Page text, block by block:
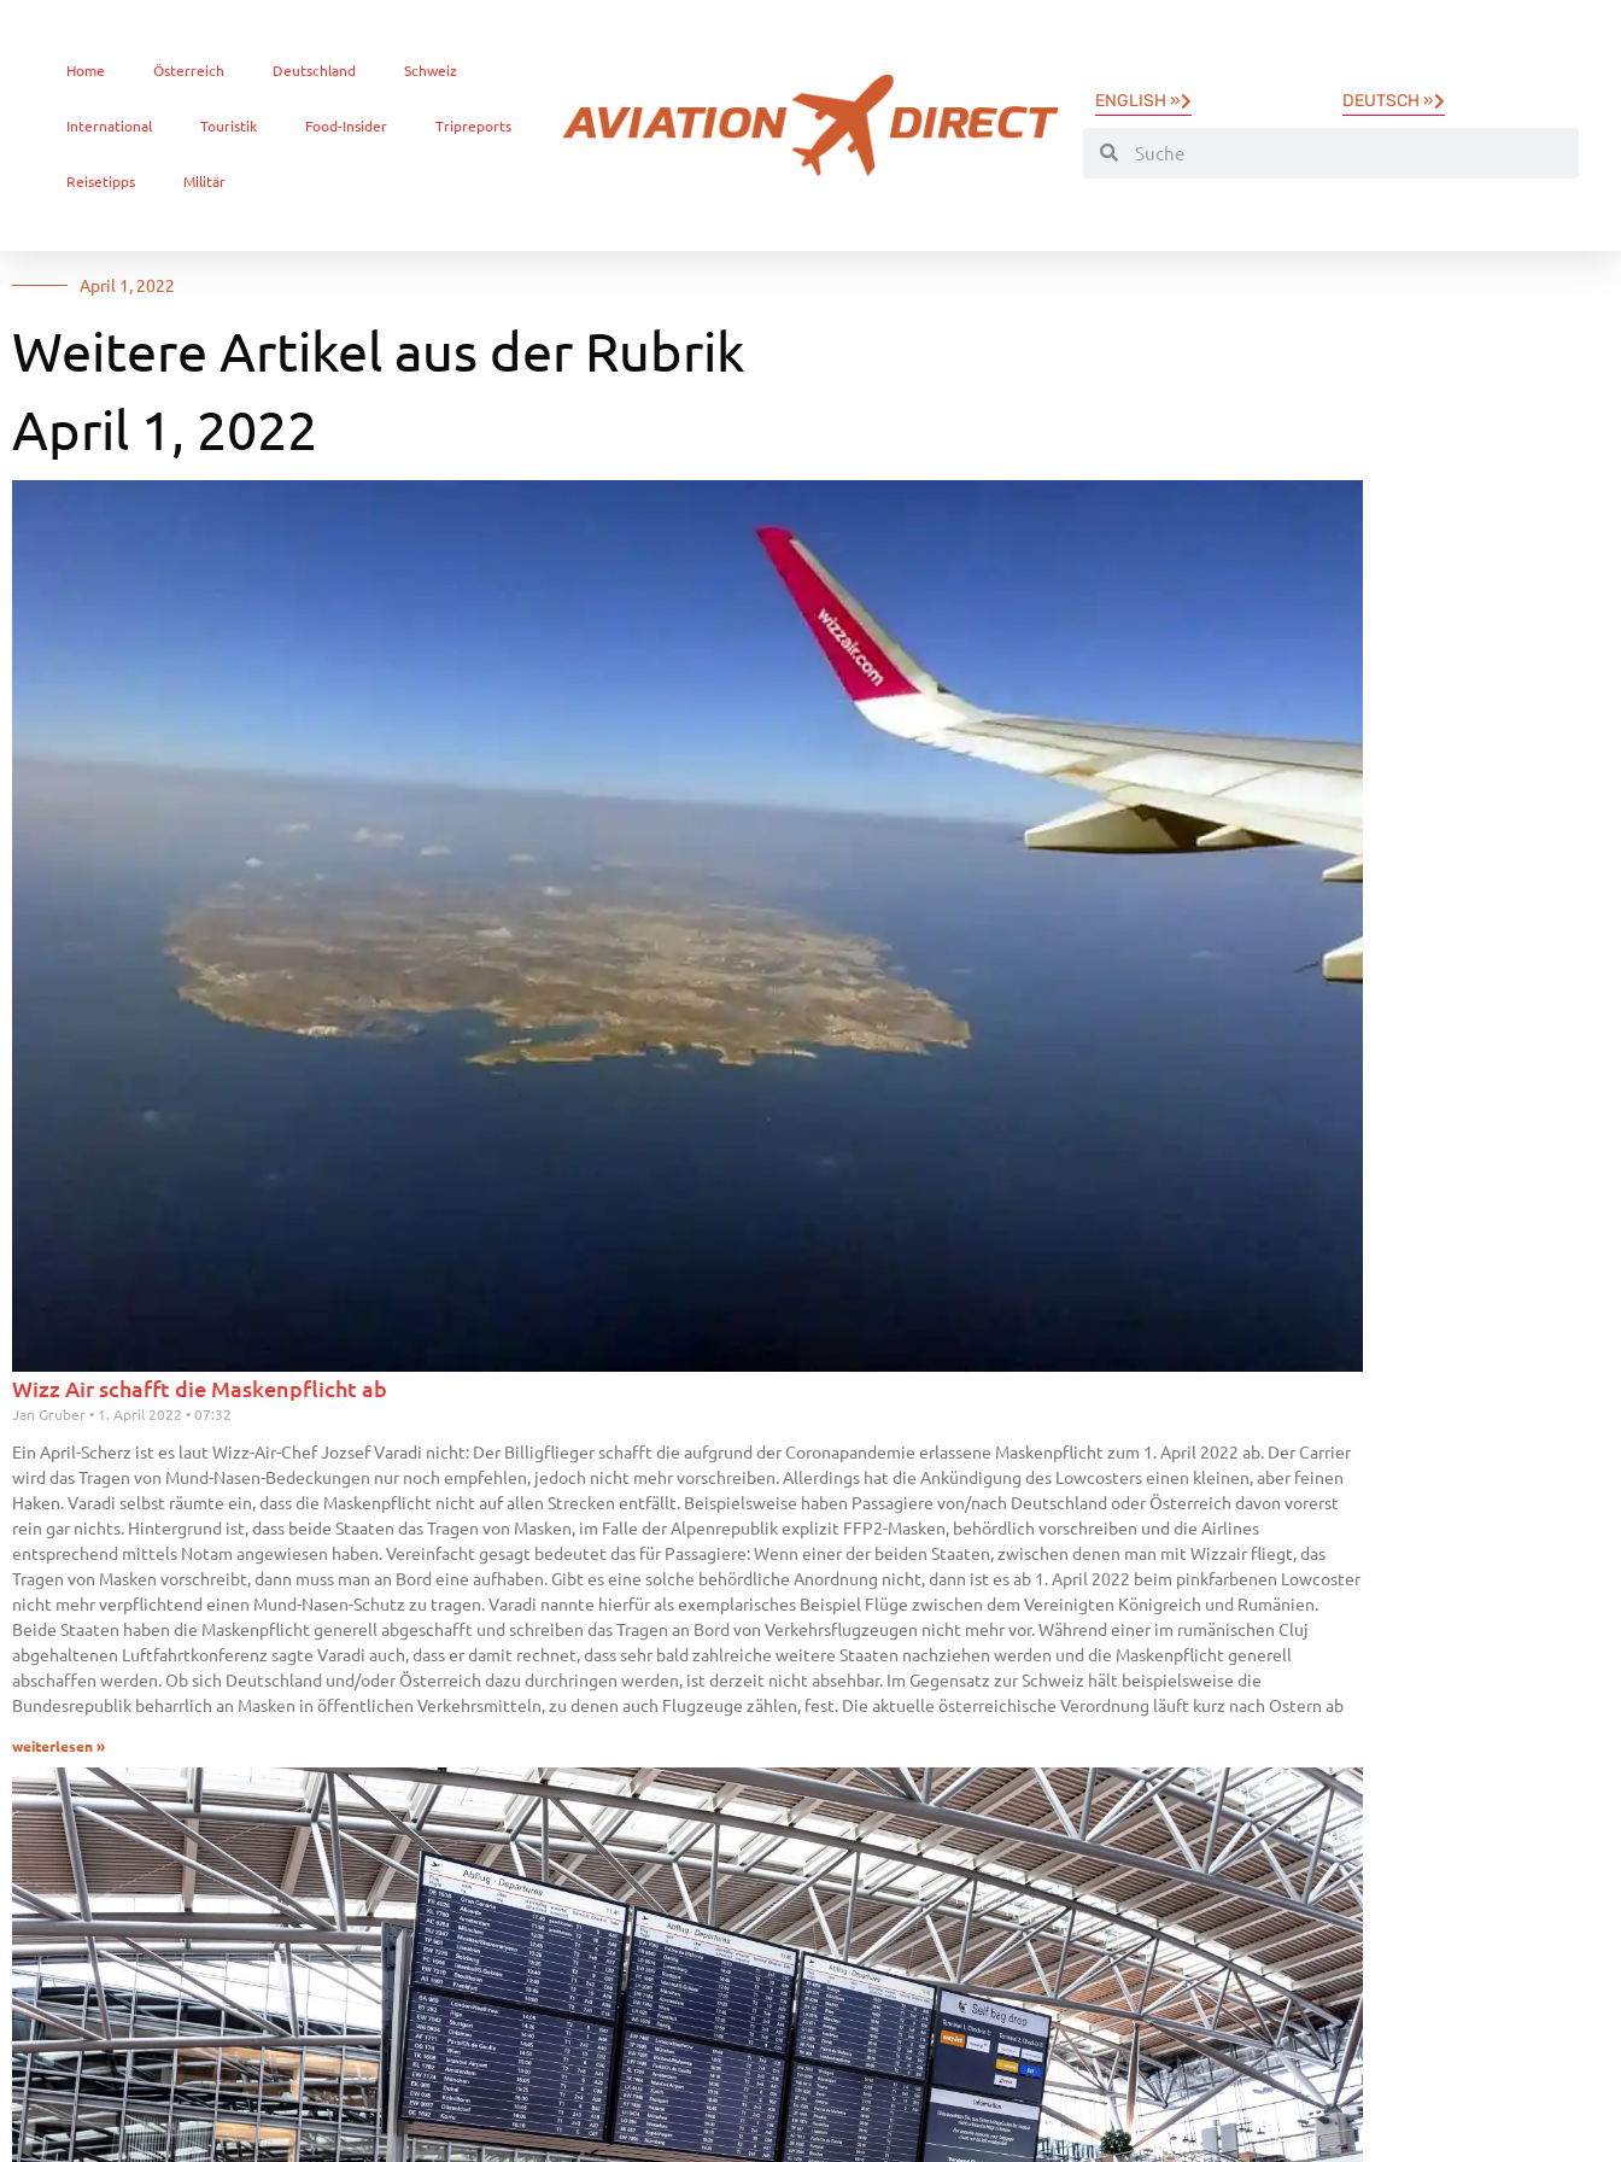
Home Österreich Deutschland Schweiz
International Touristik Food-Insider Tripreports
Reisetipps Militär
ENGLISH » DEUTSCH »
April 1, 2022
Weitere Artikel aus der Rubrik
April 1, 2022
Wizz Air schafft die Maskenpflicht ab
Jan Gruber 1. April 2022 07:32
Ein April-Scherz ist es laut Wizz-Air-Chef Jozsef Varadi nicht: Der Billigflieger schafft die aufgrund der Coronapandemie erlassene Maskenpflicht zum 1. April 2022 ab. Der Carrier
wird das Tragen von Mund-Nasen-Bedeckungen nur noch empfehlen, jedoch nicht mehr vorschreiben. Allerdings hat die Ankündigung des Lowcosters einen kleinen, aber feinen
Haken. Varadi selbst räumte ein, dass die Maskenpflicht nicht auf allen Strecken entfällt. Beispielsweise haben Passagiere von/nach Deutschland oder Österreich davon vorerst
rein gar nichts. Hintergrund ist, dass beide Staaten das Tragen von Masken, im Falle der Alpenrepublik explizit FFP2-Masken, behördlich vorschreiben und die Airlines
entsprechend mittels Notam angewiesen haben. Vereinfacht gesagt bedeutet das für Passagiere: Wenn einer der beiden Staaten, zwischen denen man mit Wizzair fliegt, das
Tragen von Masken vorschreibt, dann muss man an Bord eine aufhaben. Gibt es eine solche behördliche Anordnung nicht, dann ist es ab 1. April 2022 beim pinkfarbenen Lowcoster
nicht mehr verpflichtend einen Mund-Nasen-Schutz zu tragen. Varadi nannte hierfür als exemplarisches Beispiel Flüge zwischen dem Vereinigten Königreich und Rumänien.
Beide Staaten haben die Maskenpflicht generell abgeschafft und schreiben das Tragen an Bord von Verkehrsflugzeugen nicht mehr vor. Während einer im rumänischen Cluj
abgehaltenen Luftfahrtkonferenz sagte Varadi auch, dass er damit rechnet, dass sehr bald zahlreiche weitere Staaten nachziehen werden und die Maskenpflicht generell
abschaffen werden. Ob sich Deutschland und/oder Österreich dazu durchringen werden, ist derzeit nicht absehbar. Im Gegensatz zur Schweiz hält beispielsweise die
Bundesrepublik beharrlich an Masken in öffentlichen Verkehrsmitteln, zu denen auch Flugzeuge zählen, fest. Die aktuelle österreichische Verordnung läuft kurz nach Ostern ab
weiterlesen »